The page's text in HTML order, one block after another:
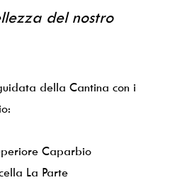
del nostro
della Cantina con i
Caparbio
La Parte